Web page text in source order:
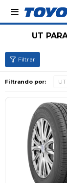

UT
Filtrando por: UT